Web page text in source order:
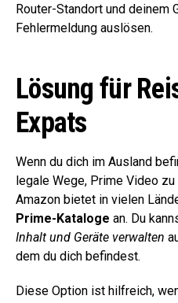
Router-Standort und deinem
Fehlermeldung auslösen.
Lösung für
Expats
Wenn du dich im Ausland
legale Wege, Prime Video zu
Amazon bietet in vielen
Prime-Kataloge an. Du
Inhalt und Geräte verwalten
dem du dich befindest.
Diese Option ist hilfreich,